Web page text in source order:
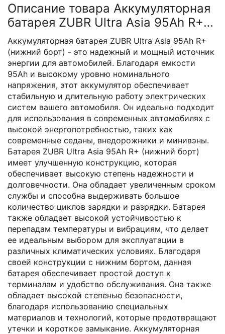
Описание товара Аккумуляторная
батарея ZUBR Ultra Asia 95Ah R+
(нижний борт)
Аккумуляторная батарея ZUBR Ultra Asia 95Ah R+
(нижний борт) - это надежный и мощный источник
энергии для автомобилей. Благодаря емкости
95Ah и высокому уровню номинального
напряжения, этот аккумулятор обеспечивает
стабильную и длительную работу электрических
систем вашего автомобиля. Он идеально подходит
для использования в современных автомобилях с
высокой энергопотребностью, таких как
современные седаны, внедорожники и минивэны.
Батарея ZUBR Ultra Asia 95Ah R+ (нижний борт)
имеет улучшенную конструкцию, которая
обеспечивает высокую степень надежности и
долговечности. Она обладает увеличенным сроком
службы и способна выдерживать большое
количество циклов зарядки и разрядки. Батарея
также обладает высокой устойчивостью к
перепадам температуры и вибрациям, что делает
ее идеальным выбором для эксплуатации в
различных климатических условиях. Благодаря
своей конструкции с нижним бортом, данная
батарея обеспечивает простой доступ к
терминалам и удобство обслуживания. Она также
обладает высокой степенью безопасности,
благодаря использованию специальных
материалов и технологий, которые предотвращают
утечки и короткое замыкание. Аккумуляторная